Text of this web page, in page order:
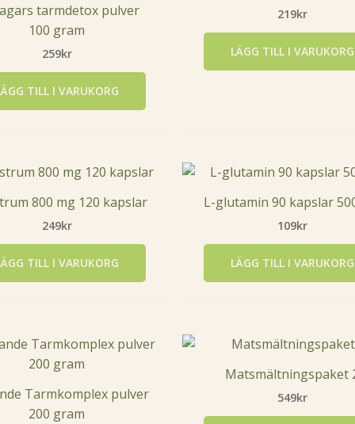
tarmdetox pulver
100 gram
259kr
TILL I VARUKORG
219kr
LÄGG TILL I VARUKORG
800 mg 120 kapslar
249kr
TILL I VARUKORG
L-glutamin 90 kapslar
109kr
LÄGG TILL I VARUKORG
Tarmkomplex pulver
200 gram
Matsmältningspaket
549kr